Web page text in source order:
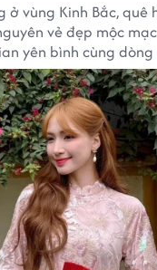
ở vùng Kinh Bắc, quê
vẻ đẹp mộc
yên bình cùng
Bắc Ninh rất đáng để